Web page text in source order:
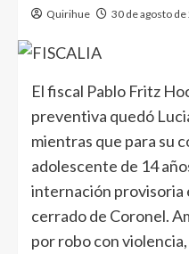
Quirihue 30 de agosto de
El fiscal Pablo Fritz
preventiva quedó
mientras que para su
adolescente de 14
internación provisoria
cerrado de Coronel.
por robo con